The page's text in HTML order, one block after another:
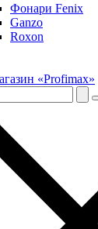
Фонари Fenix
Ganzo
Roxon